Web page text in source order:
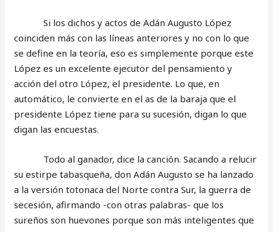
Si los dichos y actos de Adán Augusto López
coinciden más con las líneas anteriores y no con lo que
se define en la teoría, eso es simplemente porque este
López es un excelente ejecutor del pensamiento y
acción del otro López, el presidente. Lo que, en
automático, le convierte en el as de la baraja que el
presidente López tiene para su sucesión, digan lo que
digan las encuestas.
Todo al ganador, dice la canción. Sacando a relucir
su estirpe tabasqueña, don Adán Augusto se ha lanzado
a la versión totonaca del Norte contra Sur, la guerra de
secesión, afirmando -con otras palabras- que los
sureños son huevones porque son más inteligentes que